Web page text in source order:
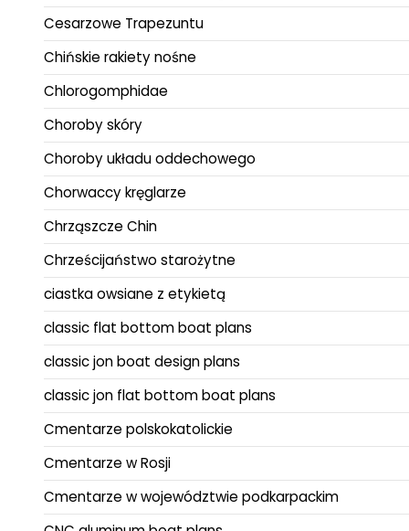
Cesarzowe Trapezuntu
Chińskie rakiety nośne
Chlorogomphidae
Choroby skóry
Choroby układu oddechowego
Chorwaccy kręglarze
Chrząszcze Chin
Chrześcijaństwo starożytne
ciastka owsiane z etykietą
classic flat bottom boat plans
classic jon boat design plans
classic jon flat bottom boat plans
Cmentarze polskokatolickie
Cmentarze w Rosji
Cmentarze w województwie podkarpackim